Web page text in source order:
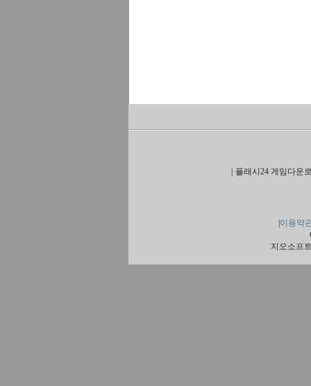
|플래시24 게임다운
|이용약
지오소프